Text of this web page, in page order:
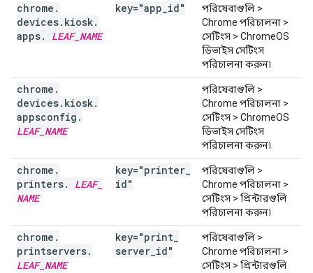
chrome .
devices. kiosk.
apps. LEAF_ NAME
key="app id"
পরিষেবাগুলি >
Chrome পরিচালনা >
সেটিংস > ChromeOS
ডিভাইস সেটিংস
পরিচালনা করুন৷
chrome .
devices. kiosk.
appsconfig .
LEAF_ NAME
পরিষেবাগুলি >
Chrome পরিচালনা >
সেটিংস > ChromeOS
ডিভাইস সেটিংস
পরিচালনা করুন৷
chrome .
printers. LEAF_
NAME
key="printer
id"
পরিষেবাগুলি >
Chrome পরিচালনা >
সেটিংস > প্রিন্টারগুলি
পরিচালনা করুন৷
chrome .
printservers.
LEAF_ NAME
key="print
server id"
পরিষেবাগুলি >
Chrome পরিচালনা >
সেটিংস > প্রিন্টারগুলি